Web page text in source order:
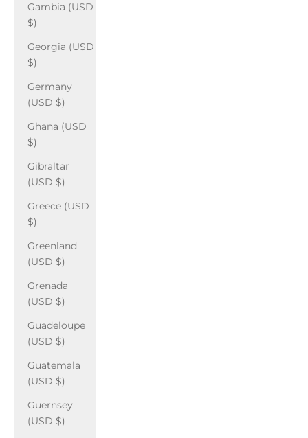
Gambia (USD
$)
Georgia (USD
$)
Germany
(USD $)
Ghana (USD
$)
Gibraltar
(USD $)
Greece (USD
$)
Greenland
(USD $)
Grenada
(USD $)
Guadeloupe
(USD $)
Guatemala
(USD $)
Guernsey
(USD $)